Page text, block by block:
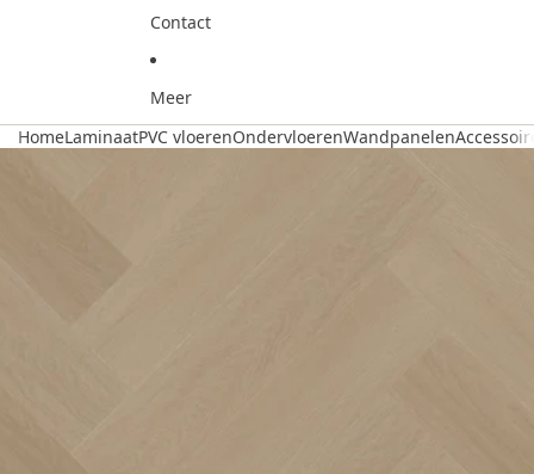
Contact
Meer
HomeLaminaatPVC vloerenOndervloerenWandpanelen
Ga direct naar de productinformatie